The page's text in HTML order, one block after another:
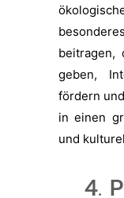
beitragen,
geben,
fördern
in einen
und
4.